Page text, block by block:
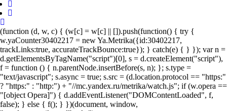
(function (d, w, c) { (w[c] = w[c] || []).push(function() { try {
w.yaCounter30402217 = new Ya.Metrika({id:30402217,
trackLinks:true, accurateTrackBounce:true}); } catch(e) { } }); var n =
d.getElementsByTagName("script")[0], s = d.createElement("script"),
f = function () { n.parentNode.insertBefore(s, n); }; s.type =
"text/javascript"; s.async = true; s.src = (d.location.protocol == "https:"
? "https:" : "http:") + "//mc.yandex.ru/metrika/watch.js"; if (w.opera ==
"[object Opera]") { d.addEventListener("DOMContentLoaded", f,
false); } else { f(); } })(document, window,